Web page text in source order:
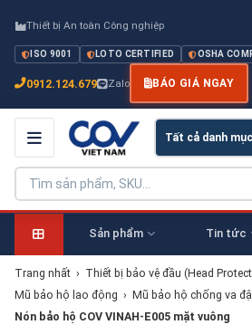
Thiết bị An toàn Công nghiệp
ISO 9001 LOTO CERTIFIED OSHA
0912.124.679 Zalo BÁO GIÁ NGAY
Sản phẩm Tin tức
Trang nhất › Thiết bị bảo vệ đầu (Head
Mũ bảo hộ lao động › Mũ bảo hộ chống va
Nón bảo hộ COV VINAH-E005 mặt vuông